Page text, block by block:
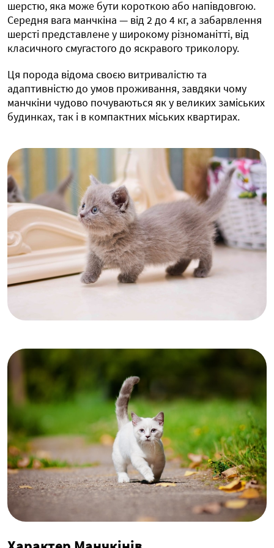
шерстю, яка може бути короткою або напівдовгою.
Середня вага манчкіна — від 2 до 4 кг, а забарвлення
шерсті представлене у широкому різноманітті, від
класичного смугастого до яскравого триколору.
Ця порода відома своєю витривалістю та
адаптивністю до умов проживання, завдяки чому
манчкіни чудово почуваються як у великих заміських
будинках, так і в компактних міських квартирах.